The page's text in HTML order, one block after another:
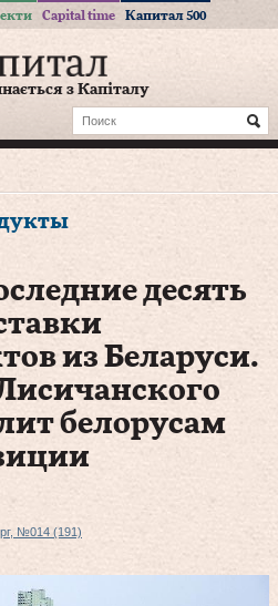
Capital time Капитал 500
з Капіталу
десять
из Беларуси.
белорусам
№014 (191)